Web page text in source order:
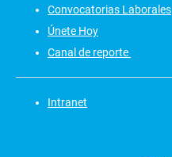
Convocatorias Laborales
Únete Hoy
Canal de reporte
Intranet